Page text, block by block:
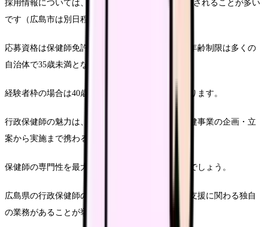
採用情報については、例年6〜7月に1次試験が実施されることが多い
です（広島市は別日程の場合があります）。
応募資格は保健師免許取得者（見込み含む）で、年齢制限は多くの
自治体で35歳未満となっています。
経験者枠の場合は40歳未満としている自治体もあります。
行政保健師の魅力は、地域のニーズに合わせた保健事業の企画・立
案から実施まで携わることができる点です。
保健師の専門性を最大限に活かせる職場といえるでしょう。
広島県の行政保健師の特徴としては、原爆被爆者支援に関わる独自
の業務があることが挙げられます。